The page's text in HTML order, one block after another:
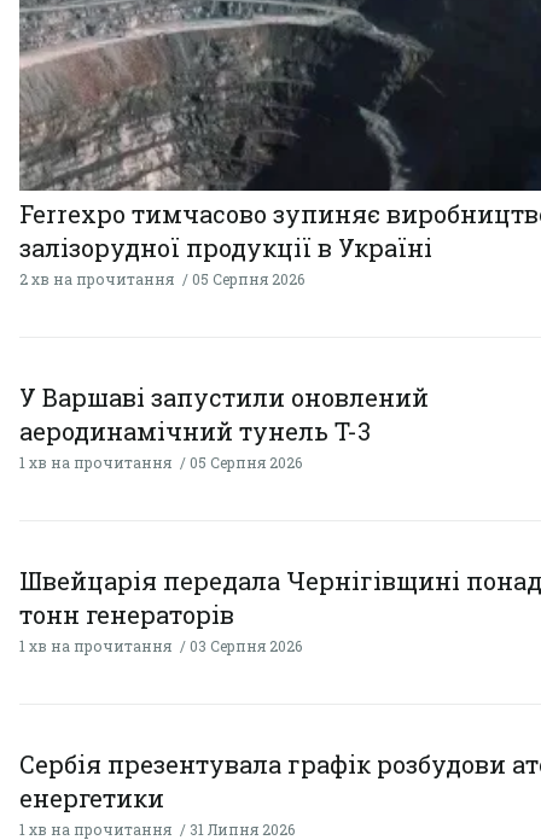
Ferrexpo тимчасово зупиняє
залізорудної продукції в Україні
2 хв на прочитання 05 Серпня 2026
У Варшаві запустили оновлений
аеродинамічний тунель T-3
1 хв на прочитання 05 Серпня 2026
Швейцарія передала Чернігівщині
тонн генераторів
1 хв на прочитання 03 Серпня 2026
Сербія презентувала графік розбудови
енергетики
1 хв на прочитання 31 Липня 2026